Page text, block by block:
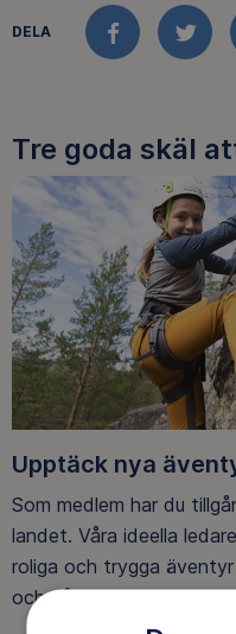
DELA
FACEBOOK
Tre goda skäl
Upptäck nya
Som medlem har du
landet. Våra ideella
roliga och trygga
och på fjället.